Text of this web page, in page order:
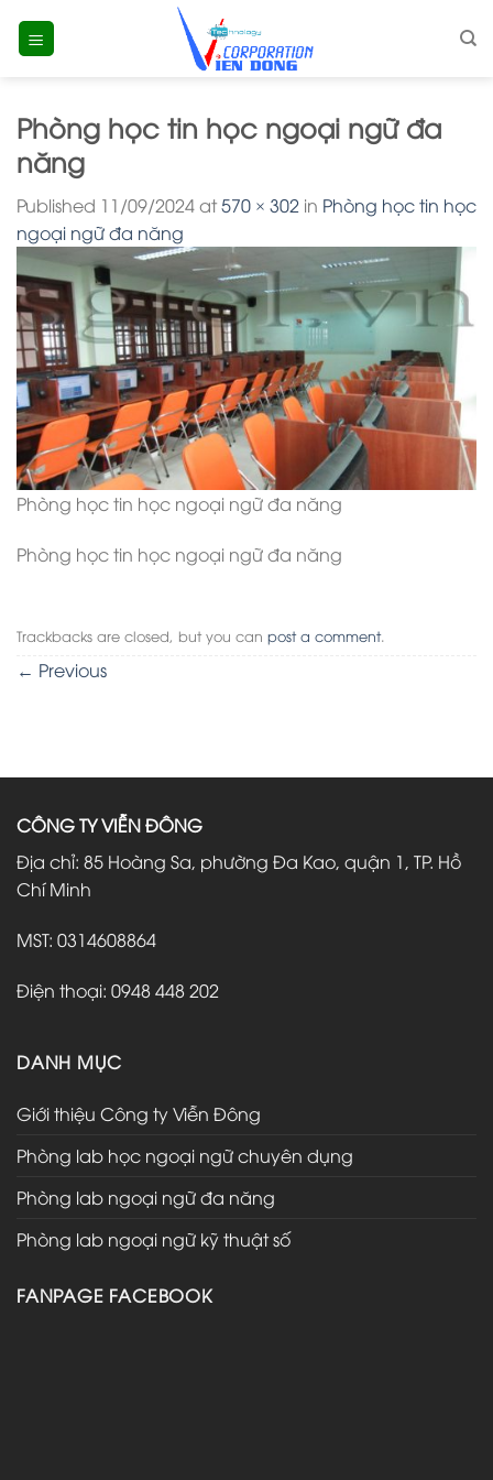
Phòng học tin học ngoại ngữ đa
năng
Published 11/09/2024at570 × 302 in Phòng học tin học
ngoại ngữ đa năng
Phòng học tin học ngoại ngữ đa năng
Phòng học tin học ngoại ngữ đa năng
Trackbacks are closed, but you can post a comment.
← Previous
CÔNG TY VIỄN ĐÔNG
Địa chỉ: 85 Hoàng Sa, phường Đa Kao, quận 1, TP. Hồ
Chí Minh
MST: 0314608864
Điện thoại: 0948 448 202
DANH MỤC
Giới thiệu Công ty Viễn Đông
Phòng lab học ngoại ngữ chuyên dụng
Phòng lab ngoại ngữ đa năng
Phòng lab ngoại ngữ kỹ thuật số
FANPAGE FACEBOOK